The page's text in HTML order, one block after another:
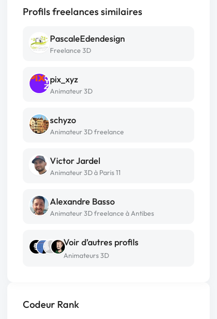
Codeur Rank
Profils freelances similaires
PascaleEdendesign
Freelance 3D
pix_xyz
Animateur 3D
schyzo
Animateur 3D freelance
Victor Jardel
Animateur 3D à Paris 11
Alexandre Basso
Animateur 3D freelance à Antibes
Voir d’autres profils
Animateurs 3D